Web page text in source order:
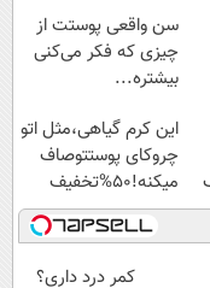
سن واقعی پوستت از
چیزی که فکر می‌کنی
بیشتره...
این کرم گیاهی،مثل اتو
چروکای پوستتوصاف
میکنه!50%تخفیف
کمر درد داری؟